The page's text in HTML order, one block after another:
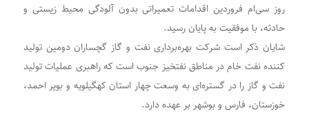
روز سی‌ام فروردین اقدامات تعمیراتی بدون آلودگی محیط زیستی و
حادثه، با موفقیت به پایان رسید.
شایان ذکر است شرکت بهره‌برداری نفت و گاز گچساران دومین تولید
کننده نفت خام در مناطق نفتخیز جنوب است که راهبری عملیات تولید
نفت و گاز را در گستره‌ای به وسعت چهار استان کهگیلویه و بویر احمد،
خوزستان، فارس و بوشهر بر عهده دارد.